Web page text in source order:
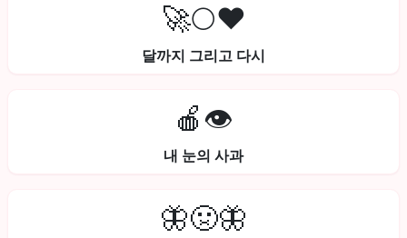
🚀🌕❤️
달까지 그리고 다시
🍎👁️
내 눈의 사과
🦋🤢🦋